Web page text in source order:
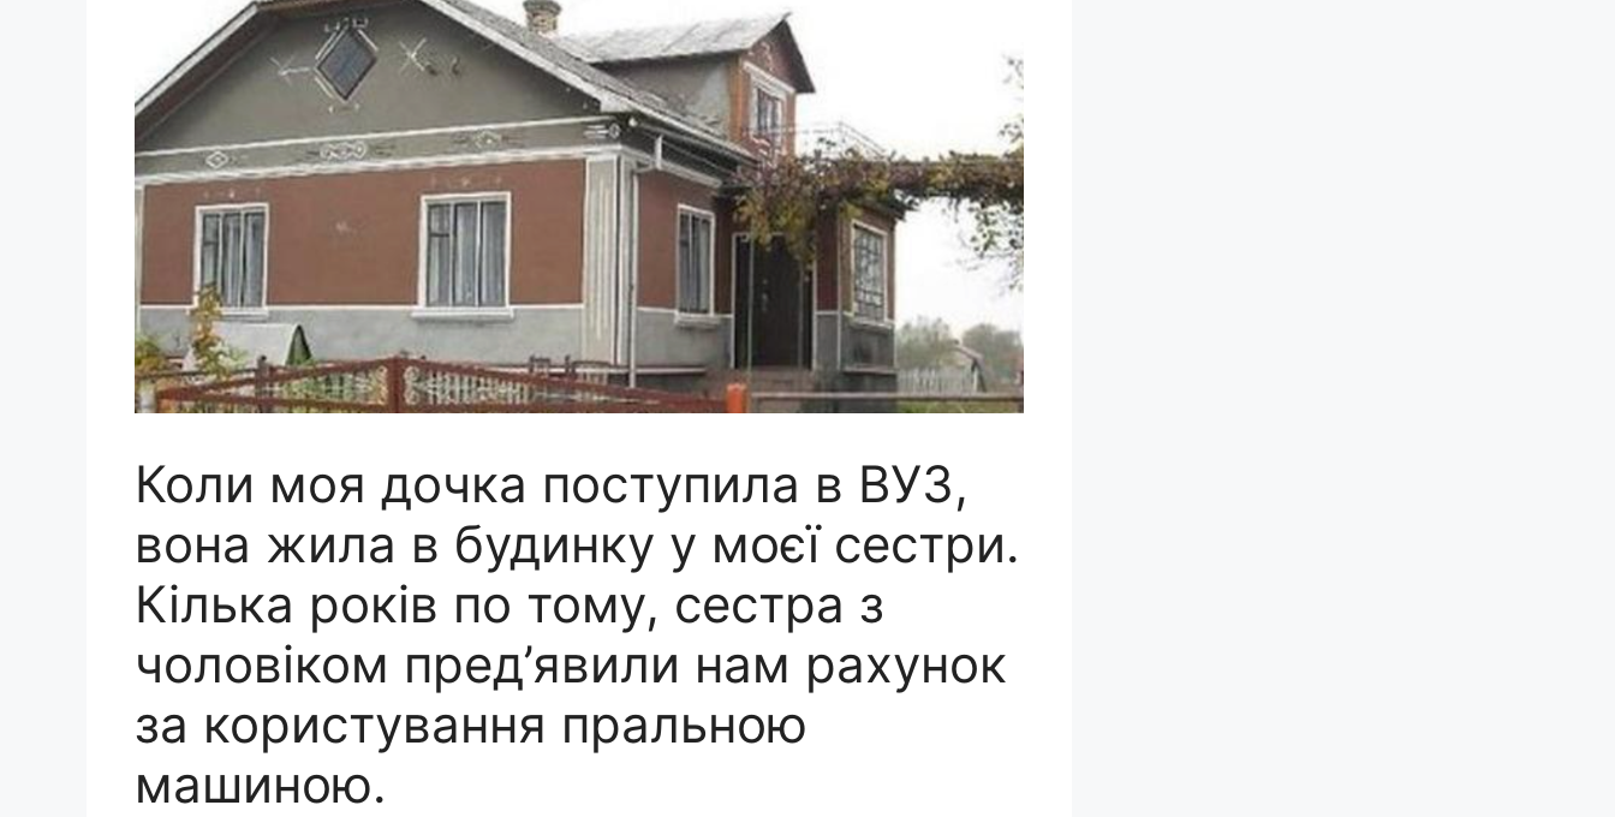
Коли моя дочка поступила в ВУЗ,
вона жила в будинку у моєї сестри.
Кілька років по тому, сестра з
чоловіком пред’явили нам рахунок
за користування пральною
машиною.